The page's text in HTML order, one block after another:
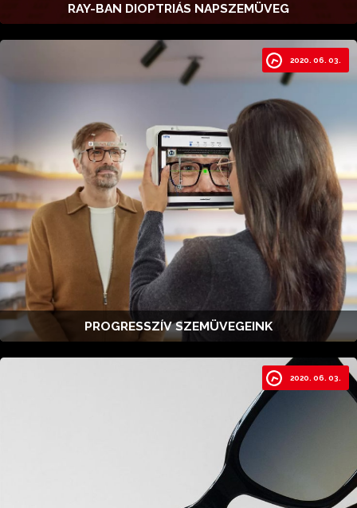
RAY-BAN DIOPTRIÁS NAPSZEMÜVEG
2020. 06. 03.
PROGRESSZÍV SZEMÜVEGEINK
2020. 06. 03.